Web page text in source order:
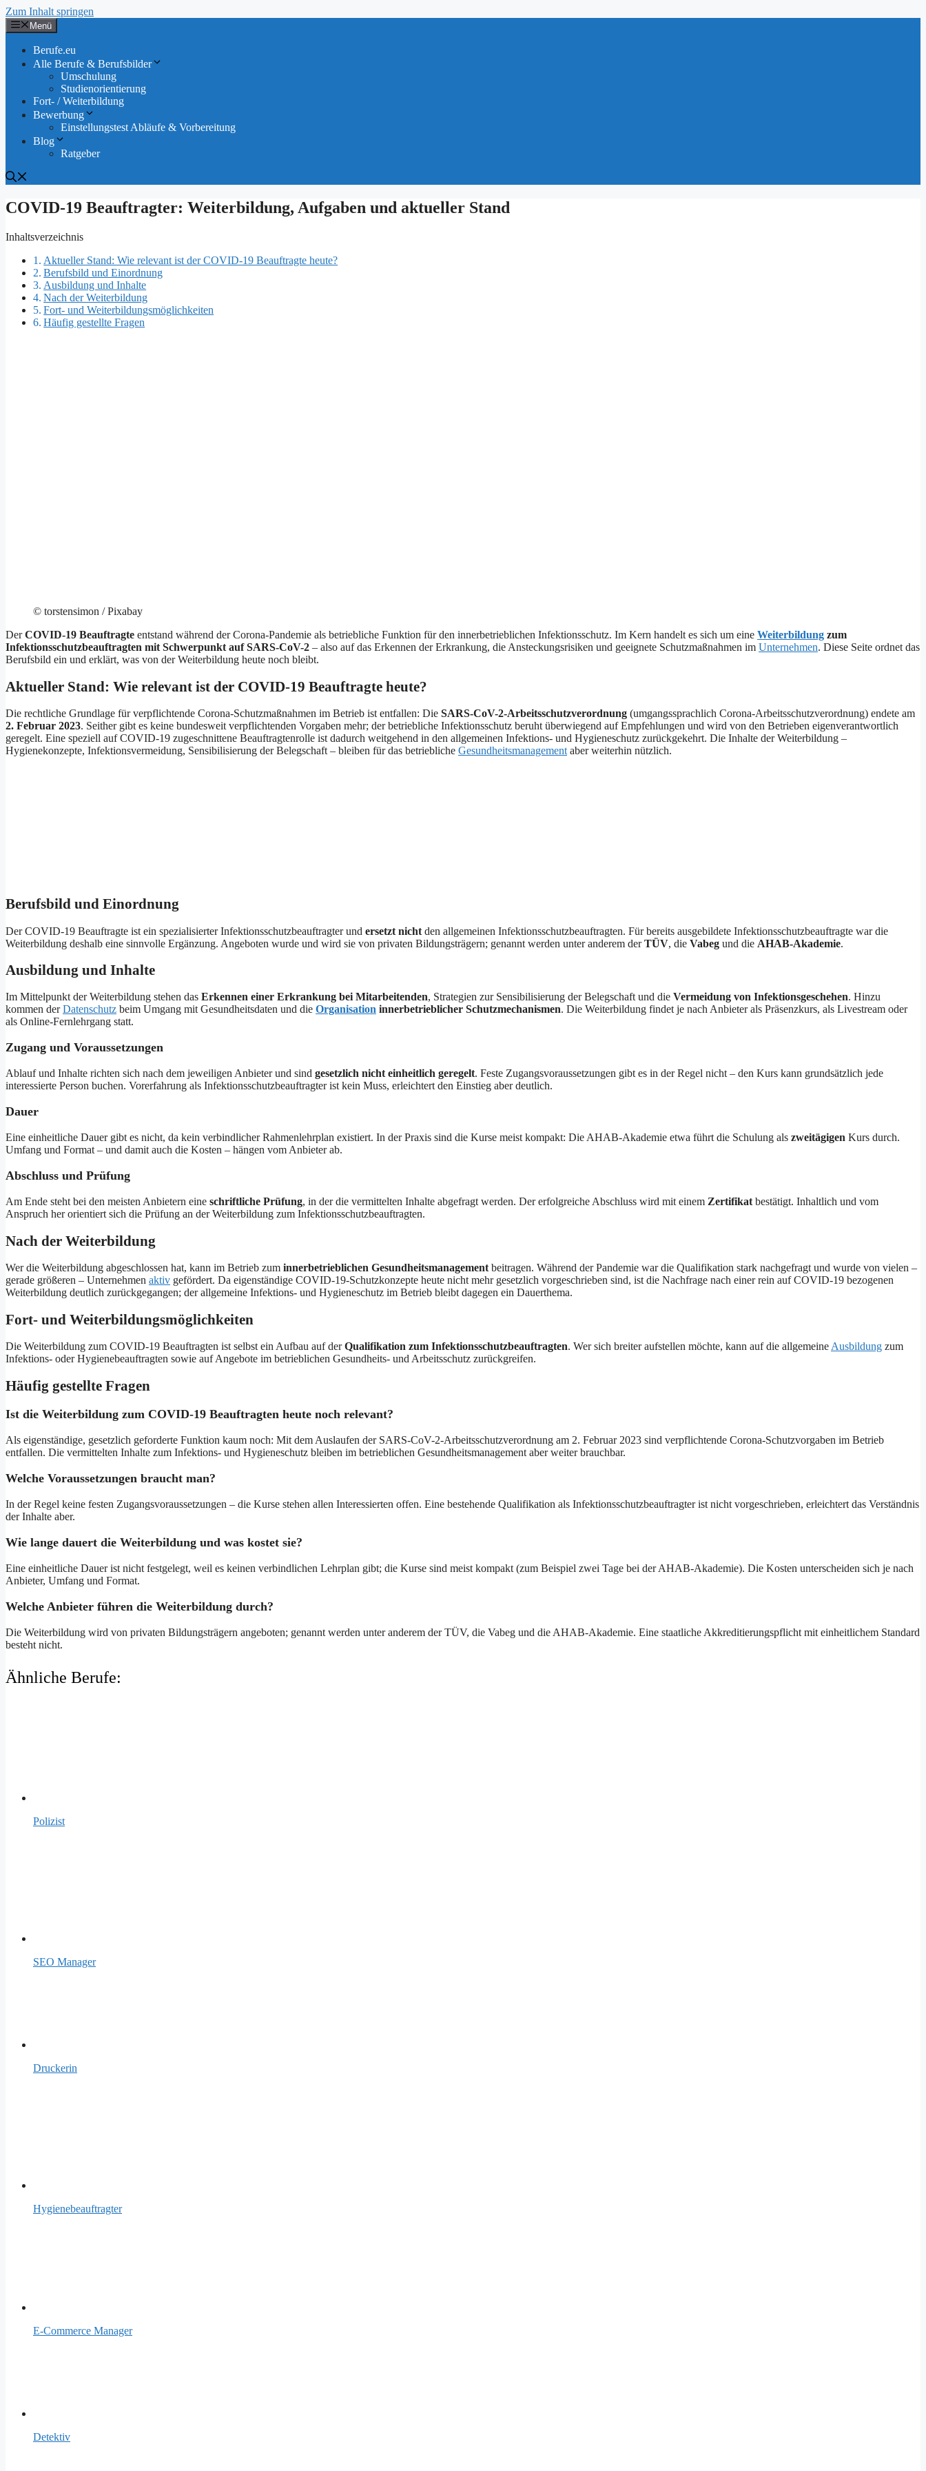
Zum Inhalt springen
Menü
Berufe.eu
Alle Berufe & Berufsbilder
Umschulung
Studienorientierung
Fort- / Weiterbildung
Bewerbung
Einstellungstest Abläufe & Vorbereitung
Blog
Ratgeber
COVID-19 Beauftragter: Weiterbildung, Aufgaben und aktueller Stand
Inhaltsverzeichnis
Aktueller Stand: Wie relevant ist der COVID-19 Beauftragte heute?
Berufsbild und Einordnung
Ausbildung und Inhalte
Nach der Weiterbildung
Fort- und Weiterbildungsmöglichkeiten
Häufig gestellte Fragen
© torstensimon / Pixabay
DerCOVID-19 Beauftragte entstand während der Corona-Pandemie als betriebliche Funktion für den innerbetrieblichen Infektionsschutz. Im Kern handelt es sich um eine Weiterbildung zum
Infektionsschutzbeauftragten mit Schwerpunkt auf SARS-CoV-2 – also auf das Erkennen der Erkrankung, die Ansteckungsrisiken und geeignete Schutzmaßnahmen im Unternehmen. Diese Seite ordnet das
Berufsbild ein und erklärt, was von der Weiterbildung heute noch bleibt.
Aktueller Stand: Wie relevant ist der COVID-19 Beauftragte heute?
Die rechtliche Grundlage für verpflichtende Corona-Schutzmaßnahmen im Betrieb ist entfallen: Die SARS-CoV-2-Arbeitsschutzverordnung (umgangssprachlich Corona-Arbeitsschutzverordnung) endete am
2. Februar 2023. Seither gibt es keine bundesweit verpflichtenden Vorgaben mehr; der betriebliche Infektionsschutz beruht überwiegend auf Empfehlungen und wird von den Betrieben eigenverantwortlich
geregelt. Eine speziell auf COVID-19 zugeschnittene Beauftragtenrolle ist dadurch weitgehend in den allgemeinen Infektions- und Hygieneschutz zurückgekehrt. Die Inhalte der Weiterbildung –
Hygienekonzepte, Infektionsvermeidung, Sensibilisierung der Belegschaft – bleiben für das betriebliche Gesundheitsmanagement aber weiterhin nützlich.
Berufsbild und Einordnung
Der COVID-19 Beauftragte ist ein spezialisierter Infektionsschutzbeauftragter und ersetzt nicht den allgemeinen Infektionsschutzbeauftragten. Für bereits ausgebildete Infektionsschutzbeauftragte war die
Weiterbildung deshalb eine sinnvolle Ergänzung. Angeboten wurde und wird sie von privaten Bildungsträgern; genannt werden unter anderem derTÜV, die Vabeg und die AHAB-Akademie.
Ausbildung und Inhalte
Im Mittelpunkt der Weiterbildung stehen das Erkennen einer Erkrankung bei Mitarbeitenden, Strategien zur Sensibilisierung der Belegschaft und die Vermeidung von Infektionsgeschehen. Hinzu
kommen derDatenschutz beim Umgang mit Gesundheitsdaten und die Organisation innerbetrieblicher Schutzmechanismen. Die Weiterbildung findet je nach Anbieter als Präsenzkurs, als Livestream oder
als Online-Fernlehrgang statt.
Zugang und Voraussetzungen
Ablauf und Inhalte richten sich nach dem jeweiligen Anbieter und sind gesetzlich nicht einheitlich geregelt. Feste Zugangsvoraussetzungen gibt es in der Regel nicht – den Kurs kann grundsätzlich jede
interessierte Person buchen. Vorerfahrung als Infektionsschutzbeauftragter ist kein Muss, erleichtert den Einstieg aber deutlich.
Dauer
Eine einheitliche Dauer gibt es nicht, da kein verbindlicher Rahmenlehrplan existiert. In der Praxis sind die Kurse meist kompakt: Die AHAB-Akademie etwa führt die Schulung als zweitägigen Kurs durch.
Umfang und Format – und damit auch die Kosten – hängen vom Anbieter ab.
Abschluss und Prüfung
Am Ende steht bei den meisten Anbietern eine schriftliche Prüfung, in der die vermittelten Inhalte abgefragt werden. Der erfolgreiche Abschluss wird mit einem Zertifikatbestätigt. Inhaltlich und vom
Anspruch her orientiert sich die Prüfung an der Weiterbildung zum Infektionsschutzbeauftragten.
Nach der Weiterbildung
Wer die Weiterbildung abgeschlossen hat, kann im Betrieb zum innerbetrieblichen Gesundheitsmanagement beitragen. Während der Pandemie war die Qualifikation stark nachgefragt und wurde von vielen –
gerade größeren – Unternehmen aktiv gefördert. Da eigenständige COVID-19-Schutzkonzepte heute nicht mehr gesetzlich vorgeschrieben sind, ist die Nachfrage nach einer rein auf COVID-19 bezogenen
Weiterbildung deutlich zurückgegangen; der allgemeine Infektions- und Hygieneschutz im Betrieb bleibt dagegen ein Dauerthema.
Fort- und Weiterbildungsmöglichkeiten
Die Weiterbildung zum COVID-19 Beauftragten ist selbst ein Aufbau auf derQualifikation zum Infektionsschutzbeauftragten. Wer sich breiter aufstellen möchte, kann auf die allgemeine Ausbildung zum
Infektions- oder Hygienebeauftragten sowie auf Angebote im betrieblichen Gesundheits- und Arbeitsschutz zurückgreifen.
Häufig gestellte Fragen
Ist die Weiterbildung zum COVID-19 Beauftragten heute noch relevant?
Als eigenständige, gesetzlich geforderte Funktion kaum noch: Mit dem Auslaufen der SARS-CoV-2-Arbeitsschutzverordnung am 2. Februar 2023 sind verpflichtende Corona-Schutzvorgaben im Betrieb
entfallen. Die vermittelten Inhalte zum Infektions- und Hygieneschutz bleiben im betrieblichen Gesundheitsmanagement aber weiter brauchbar.
Welche Voraussetzungen braucht man?
In der Regel keine festen Zugangsvoraussetzungen – die Kurse stehen allen Interessierten offen. Eine bestehende Qualifikation als Infektionsschutzbeauftragter ist nicht vorgeschrieben, erleichtert das Verständnis
der Inhalte aber.
Wie lange dauert die Weiterbildung und was kostet sie?
Eine einheitliche Dauer ist nicht festgelegt, weil es keinen verbindlichen Lehrplan gibt; die Kurse sind meist kompakt (zum Beispiel zwei Tage bei der AHAB-Akademie). Die Kosten unterscheiden sich je nach
Anbieter, Umfang und Format.
Welche Anbieter führen die Weiterbildung durch?
Die Weiterbildung wird von privaten Bildungsträgern angeboten; genannt werden unter anderem der TÜV, die Vabeg und die AHAB-Akademie. Eine staatliche Akkreditierungspflicht mit einheitlichem Standard
besteht nicht.
Ähnliche Berufe:
Polizist
SEO Manager
Druckerin
Hygienebeauftragter
E-Commerce Manager
Detektiv